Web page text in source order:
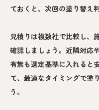
ておくと、次回の塗り替え
見積りは複数社で比較し、
確認しましょう。近隣対応
有無も選定基準に入れると
て、最適なタイミングで塗
う。